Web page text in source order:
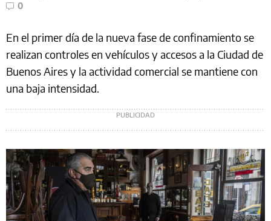
0
En el primer día de la nueva fase de confinamiento se
realizan controles en vehículos y accesos a la Ciudad de
Buenos Aires y la actividad comercial se mantiene con
una baja intensidad.